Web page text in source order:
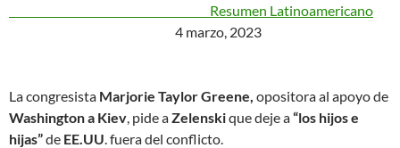
Resumen Latinoamericano
4 marzo, 2023
La congresista Marjorie Taylor Greene, opositora al apoyo de
Washington a Kiev, pide aZelenskique deje a“los hijos e
hijas”de EE.UU. fuera del conflicto.